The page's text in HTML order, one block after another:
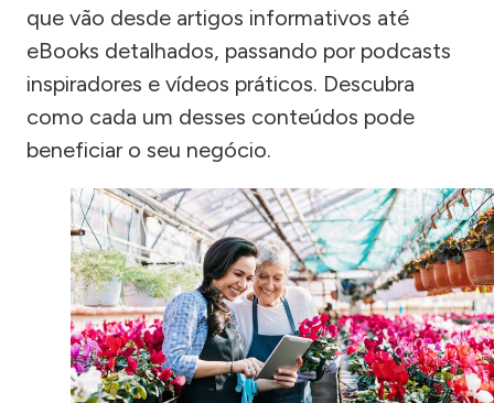
que vão desde artigos informativos até
eBooks detalhados, passando por podcasts
inspiradores e vídeos práticos. Descubra
como cada um desses conteúdos pode
beneficiar o seu negócio.